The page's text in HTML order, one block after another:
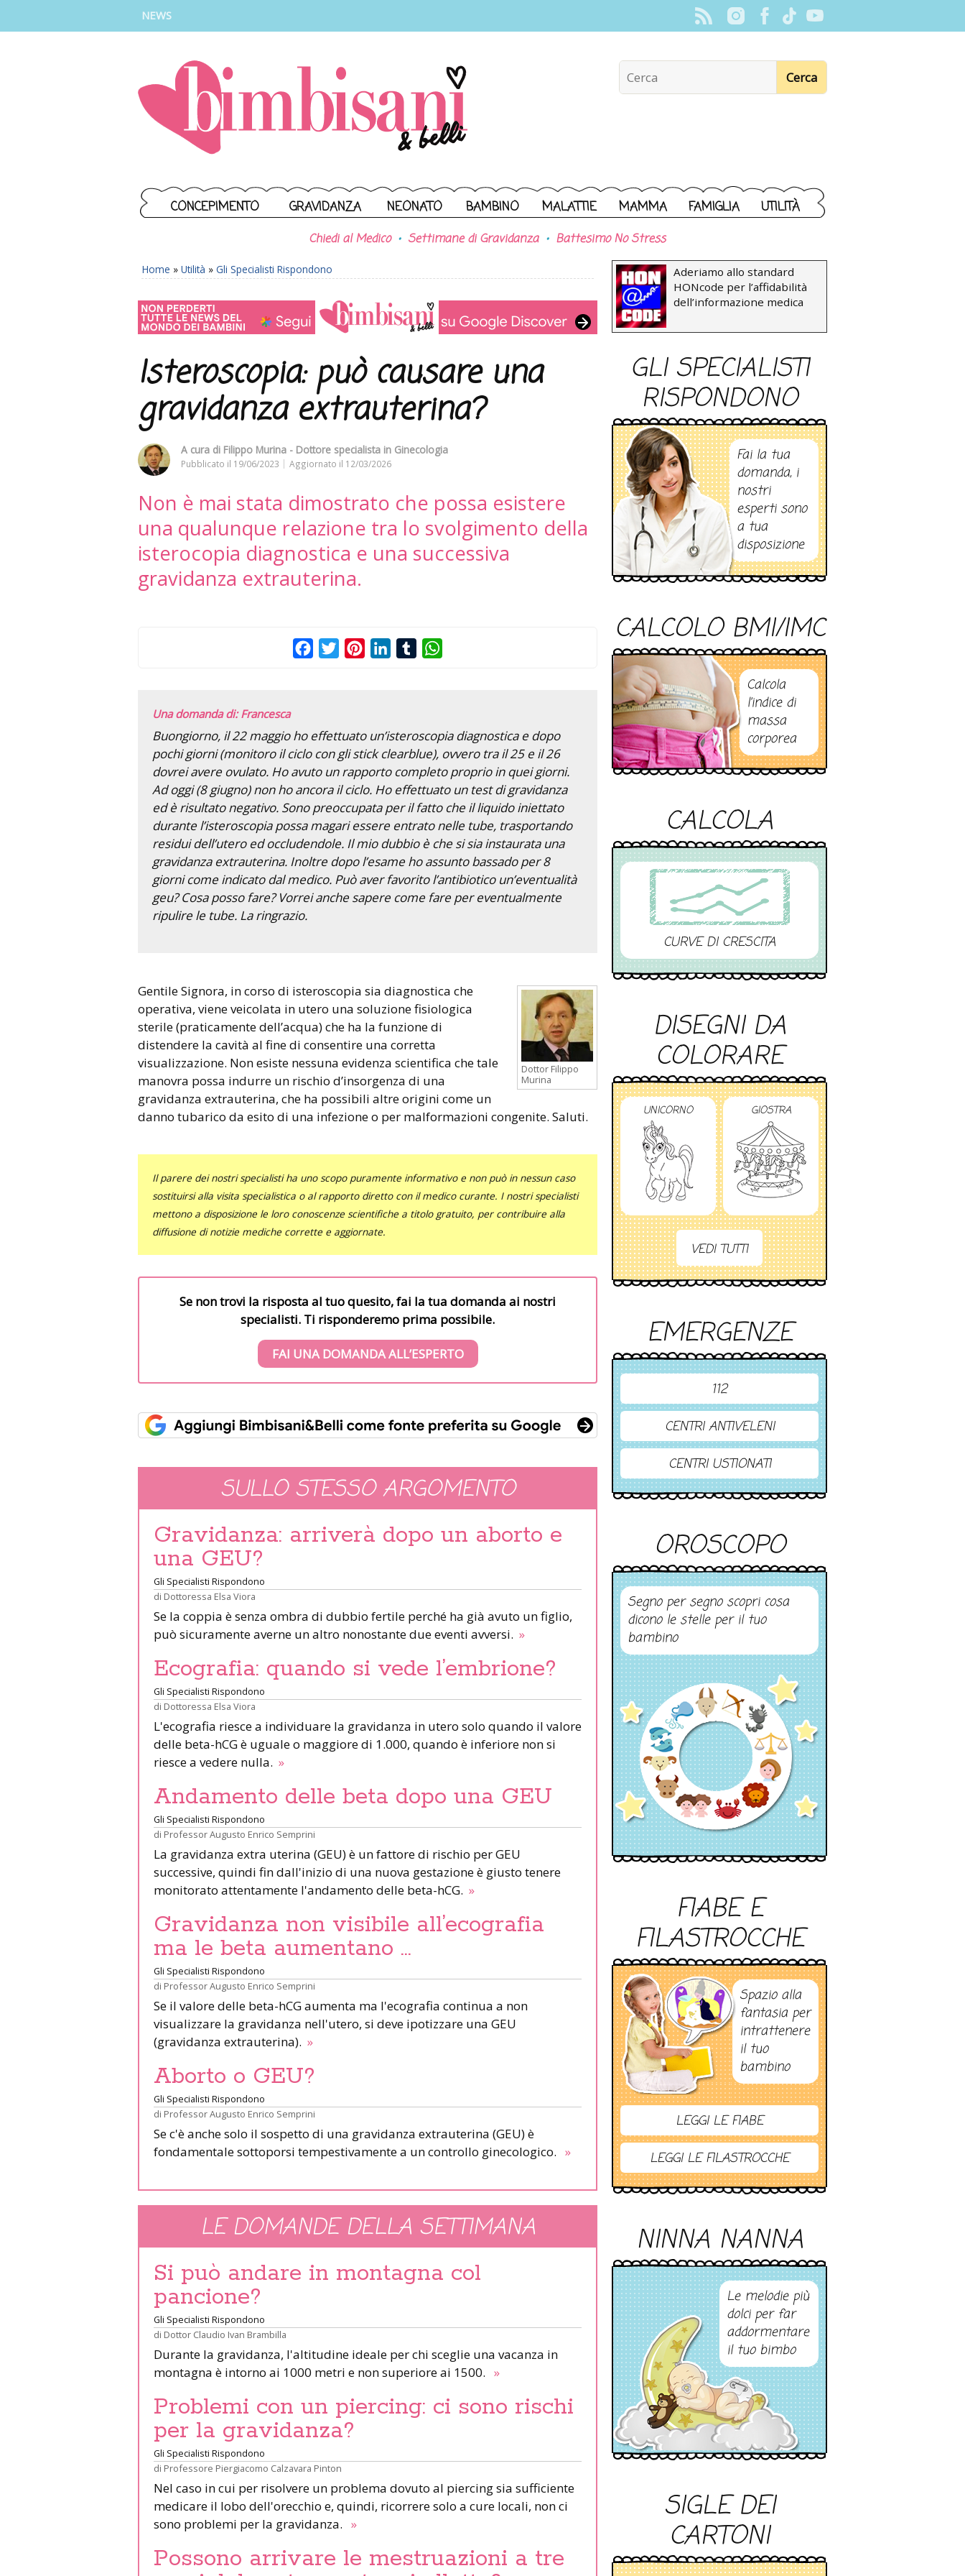
NEWS
CONCEPIMENTO GRAVIDANZA NEONATO BAMBINO MALATTIE MAMMA FAMIGLIA UTILITÀ
Chiedi al Medico Settimane di Gravidanza Battesimo No Stress
Home » Utilità » Gli Specialisti Rispondono
Isteroscopia: può causare una
gravidanza extrauterina?
A cura di Filippo Murina - Dottore specialista in Ginecologia
Pubblicato il 19/06/2023 Aggiornato il 12/03/2026
Non è mai stata dimostrato che possa esistere
una qualunque relazione tra lo svolgimento della
isterocopia diagnostica e una successiva
gravidanza extrauterina.
FacebookTwitterPinterestLinkedInTumblr
Una domanda di: Francesca
Buongiorno, il 22 maggio ho effettuato un’isteroscopia diagnostica e dopo
pochi giorni (monitoro il ciclo con gli stick clearblue), ovvero tra il 25 e il 26
dovrei avere ovulato. Ho avuto un rapporto completo proprio in quei giorni.
Ad oggi (8 giugno) non ho ancora il ciclo. Ho effettuato un test di gravidanza
ed è risultato negativo. Sono preoccupata per il fatto che il liquido iniettato
durante l’isteroscopia possa magari essere entrato nelle tube, trasportando
residui dell’utero ed occludendole. Il mio dubbio è che si sia instaurata una
gravidanza extrauterina. Inoltre dopo l’esame ho assunto bassado per 8
giorni come indicato dal medico. Può aver favorito l’antibiotico un’eventualità
geu? Cosa posso fare? Vorrei anche sapere come fare per eventualmente
ripulire le tube. La ringrazio.
Dottor Filippo
Murina
Gentile Signora, in corso di isteroscopia sia diagnostica che
operativa, viene veicolata in utero una soluzione fisiologica
sterile (praticamente dell’acqua) che ha la funzione di
distendere la cavità al fine di consentire una corretta
visualizzazione. Non esiste nessuna evidenza scientifica che tale
manovra possa indurre un rischio d’insorgenza di una
gravidanza extrauterina, che ha possibili altre origini come un
danno tubarico da esito di una infezione o per malformazioni congenite. Saluti.
Il parere dei nostri specialisti ha uno scopo puramente informativo e non può in nessun caso
sostituirsi alla visita specialistica o al rapporto diretto con il medico curante. I nostri specialisti
mettono a disposizione le loro conoscenze scientifiche a titolo gratuito, per contribuire alla
diffusione di notizie mediche corrette e aggiornate.
Se non trovi la risposta al tuo quesito, fai la tua domanda ai nostri
specialisti. Ti risponderemo prima possibile.
FAI UNA DOMANDA ALL’ESPERTO
SULLO STESSO ARGOMENTO
Gravidanza: arriverà dopo un aborto e
una GEU?
Gli Specialisti Rispondono
di Dottoressa Elsa Viora
Se la coppia è senza ombra di dubbio fertile perché ha già avuto un figlio,
può sicuramente averne un altro nonostante due eventi avversi. »
Ecografia: quando si vede l’embrione?
Gli Specialisti Rispondono
di Dottoressa Elsa Viora
L'ecografia riesce a individuare la gravidanza in utero solo quando il valore
delle beta-hCG è uguale o maggiore di 1.000, quando è inferiore non si
riesce a vedere nulla. »
Andamento delle beta dopo una GEU
Gli Specialisti Rispondono
di Professor Augusto Enrico Semprini
La gravidanza extra uterina (GEU) è un fattore di rischio per GEU
successive, quindi fin dall'inizio di una nuova gestazione è giusto tenere
monitorato attentamente l'andamento delle beta-hCG. »
Gravidanza non visibile all’ecografia
ma le beta aumentano …
Gli Specialisti Rispondono
di Professor Augusto Enrico Semprini
Se il valore delle beta-hCG aumenta ma l'ecografia continua a non
visualizzare la gravidanza nell'utero, si deve ipotizzare una GEU
(gravidanza extrauterina). »
Aborto o GEU?
Gli Specialisti Rispondono
di Professor Augusto Enrico Semprini
Se c'è anche solo il sospetto di una gravidanza extrauterina (GEU) è
fondamentale sottoporsi tempestivamente a un controllo ginecologico. »
LE DOMANDE DELLA SETTIMANA
Si può andare in montagna col
pancione?
Gli Specialisti Rispondono
di Dottor Claudio Ivan Brambilla
Durante la gravidanza, l'altitudine ideale per chi sceglie una vacanza in
montagna è intorno ai 1000 metri e non superiore ai 1500. »
Problemi con un piercing: ci sono rischi
per la gravidanza?
Gli Specialisti Rispondono
di Professore Piergiacomo Calzavara Pinton
Nel caso in cui per risolvere un problema dovuto al piercing sia sufficiente
medicare il lobo dell'orecchio e, quindi, ricorrere solo a cure locali, non ci
sono problemi per la gravidanza. »
Possono arrivare le mestruazioni a tre
Aderiamo allo standard
HONcode per l’affidabilità
dell’informazione medica
GLI SPECIALISTI
RISPONDONO
Fai la tua
domanda, i
nostri
esperti sono
a tua
disposizione
CALCOLO BMI/IMC
Calcola
l’indice di
massa
corporea
CALCOLA
CURVE DI CRESCITA
DISEGNI DA
COLORARE
UNICORNO GIOSTRA
VEDI TUTTI
EMERGENZE
112
CENTRI ANTIVELENI
CENTRI USTIONATI
OROSCOPO
Segno per segno scopri cosa
dicono le stelle per il tuo
bambino
FIABE E
FILASTROCCHE
Spazio alla
fantasia per
intrattenere
il tuo
bambino
LEGGI LE FIABE
LEGGI LE FILASTROCCHE
NINNA NANNA
Le melodie più
dolci per far
addormentare
il tuo bimbo
SIGLE DEI
CARTONI